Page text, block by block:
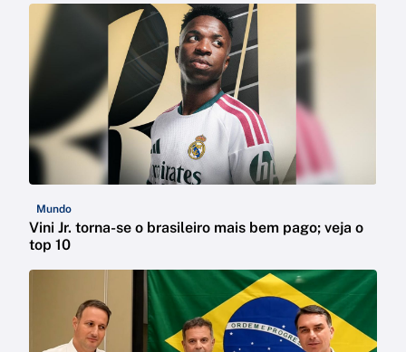
Mundo
Vini Jr. torna-se o brasileiro mais bem pago; veja o
top 10